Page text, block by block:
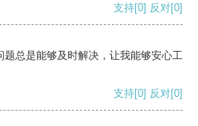
支持[0] 反对[0]
总是能够及时解决，让我能够安心工
支持[0] 反对[0]